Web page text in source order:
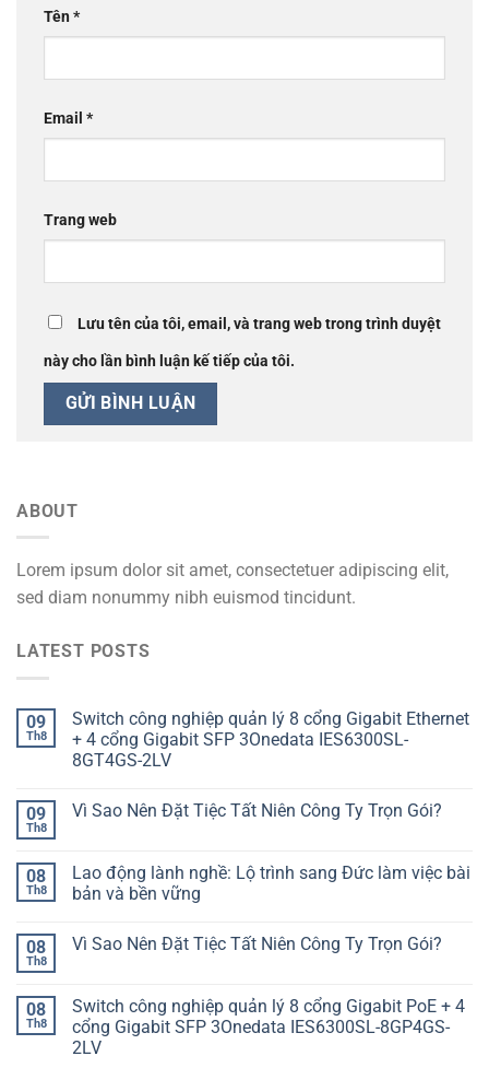
Tên*
Email *
Trang web
Lưu tên của tôi, email, và trang web trong trình duyệt
này cho lần bình luận kế tiếp của tôi.
ABOUT
Lorem ipsum dolor sit amet, consectetuer adipiscing elit,
sed diam nonummy nibh euismod tincidunt.
LATEST POSTS
09
Th8
Switch công nghiệp quản lý 8 cổng Gigabit Ethernet
+ 4 cổng Gigabit SFP 3Onedata IES6300SL-
8GT4GS-2LV
09
Th8
Vì Sao Nên Đặt Tiệc Tất Niên Công Ty Trọn Gói?
08
Th8
Lao động lành nghề: Lộ trình sang Đức làm việc bài
bản và bền vững
08
Th8
Vì Sao Nên Đặt Tiệc Tất Niên Công Ty Trọn Gói?
08
Th8
Switch công nghiệp quản lý 8 cổng Gigabit PoE + 4
cổng Gigabit SFP 3Onedata IES6300SL-8GP4GS-
2LV